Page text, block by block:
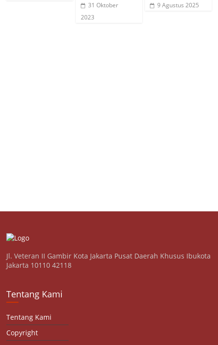
31 Oktober
2023
9 Agustus 2025
Jl. Veteran II Gambir Kota Jakarta Pusat Daerah Khusus Ibukota
Jakarta 10110 42118
Tentang Kami
Tentang Kami
Copyright